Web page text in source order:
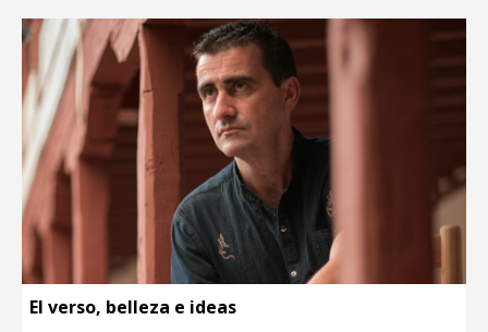
El verso, belleza e ideas